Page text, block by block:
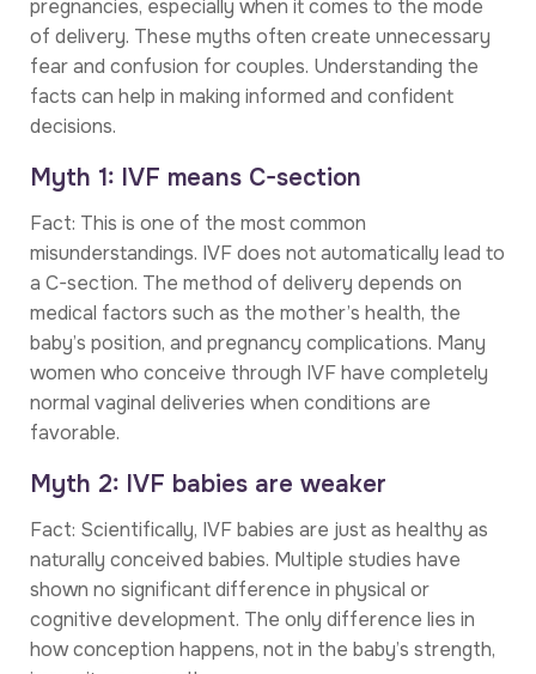
pregnancies, especially when it comes to the mode
of delivery. These myths often create unnecessary
fear and confusion for couples. Understanding the
facts can help in making informed and confident
decisions.
Myth 1: IVF means C-section
Fact: This is one of the most common
misunderstandings. IVF does not automatically lead to
a C-section. The method of delivery depends on
medical factors such as the mother’s health, the
baby’s position, and pregnancy complications. Many
women who conceive through IVF have completely
normal vaginal deliveries when conditions are
favorable.
Myth 2: IVF babies are weaker
Fact: Scientifically, IVF babies are just as healthy as
naturally conceived babies. Multiple studies have
shown no significant difference in physical or
cognitive development. The only difference lies in
how conception happens, not in the baby’s strength,